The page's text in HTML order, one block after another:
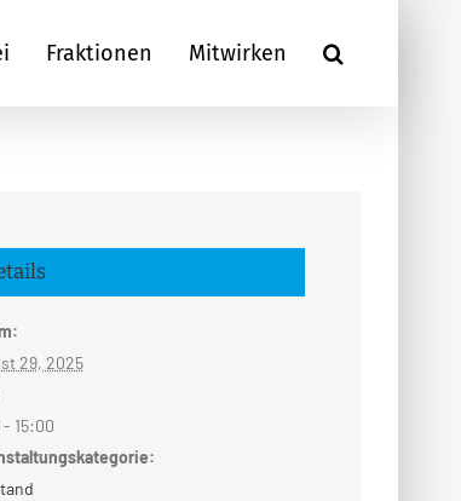
Fraktionen Mitwirken
29, 2025
- 15:00